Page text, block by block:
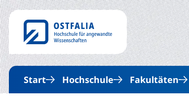
Start Hochschule Fakultäten